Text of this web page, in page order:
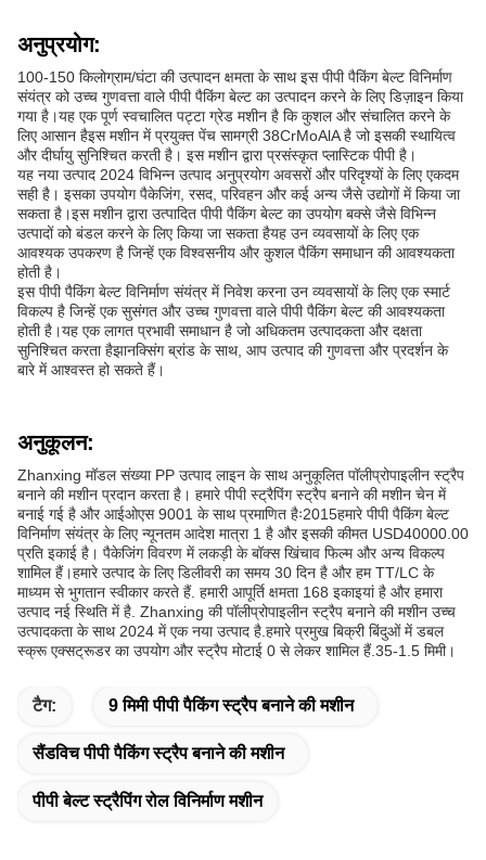
अनुप्रयोग:
100-150 किलोग्राम/घंटा की उत्पादन क्षमता के साथ इस पीपी पैकिंग बेल्ट विनिर्माण
संयंत्र को उच्च गुणवत्ता वाले पीपी पैकिंग बेल्ट का उत्पादन करने के लिए डिज़ाइन किया
गया है।यह एक पूर्ण स्वचालित पट्टा ग्रेड मशीन है कि कुशल और संचालित करने के
लिए आसान हैइस मशीन में प्रयुक्त पेंच सामग्री 38CrMoAlA है जो इसकी स्थायित्व
और दीर्घायु सुनिश्चित करती है। इस मशीन द्वारा प्रसंस्कृत प्लास्टिक पीपी है।
यह नया उत्पाद 2024 विभिन्न उत्पाद अनुप्रयोग अवसरों और परिदृश्यों के लिए एकदम
सही है। इसका उपयोग पैकेजिंग, रसद, परिवहन और कई अन्य जैसे उद्योगों में किया जा
सकता है।इस मशीन द्वारा उत्पादित पीपी पैकिंग बेल्ट का उपयोग बक्से जैसे विभिन्न
उत्पादों को बंडल करने के लिए किया जा सकता हैयह उन व्यवसायों के लिए एक
आवश्यक उपकरण है जिन्हें एक विश्वसनीय और कुशल पैकिंग समाधान की आवश्यकता
होती है।
इस पीपी पैकिंग बेल्ट विनिर्माण संयंत्र में निवेश करना उन व्यवसायों के लिए एक स्मार्ट
विकल्प है जिन्हें एक सुसंगत और उच्च गुणवत्ता वाले पीपी पैकिंग बेल्ट की आवश्यकता
होती है।यह एक लागत प्रभावी समाधान है जो अधिकतम उत्पादकता और दक्षता
सुनिश्चित करता हैझानक्सिंग ब्रांड के साथ, आप उत्पाद की गुणवत्ता और प्रदर्शन के
बारे में आश्वस्त हो सकते हैं।
अनुकूलन:
Zhanxing मॉडल संख्या PP उत्पाद लाइन के साथ अनुकूलित पॉलीप्रोपाइलीन स्ट्रैप
बनाने की मशीन प्रदान करता है। हमारे पीपी स्ट्रैपिंग स्ट्रैप बनाने की मशीन चेन में
बनाई गई है और आईओएस 9001 के साथ प्रमाणित हैः2015हमारे पीपी पैकिंग बेल्ट
विनिर्माण संयंत्र के लिए न्यूनतम आदेश मात्रा 1 है और इसकी कीमत USD40000.00
प्रति इकाई है। पैकेजिंग विवरण में लकड़ी के बॉक्स खिंचाव फिल्म और अन्य विकल्प
शामिल हैं।हमारे उत्पाद के लिए डिलीवरी का समय 30 दिन है और हम TT/LC के
माध्यम से भुगतान स्वीकार करते हैं. हमारी आपूर्ति क्षमता 168 इकाइयां है और हमारा
उत्पाद नई स्थिति में है. Zhanxing की पॉलीप्रोपाइलीन स्ट्रैप बनाने की मशीन उच्च
उत्पादकता के साथ 2024 में एक नया उत्पाद है.हमारे प्रमुख बिक्री बिंदुओं में डबल
स्क्रू एक्सट्रूडर का उपयोग और स्ट्रैप मोटाई 0 से लेकर शामिल हैं.35-1.5 मिमी।
टैग: 9 मिमी पीपी पैकिंग स्ट्रैप बनाने की मशीन
सैंडविच पीपी पैकिंग स्ट्रैप बनाने की मशीन
पीपी बेल्ट स्ट्रैपिंग रोल विनिर्माण मशीन